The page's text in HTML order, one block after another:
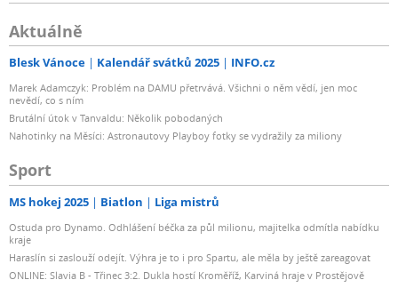
Aktuálně
Blesk Vánoce Kalendář svátků 2025 INFO.cz
Marek Adamczyk: Problém na DAMU přetrvává. Všichni o něm vědí, jen moc
nevědí, co s ním
Brutální útok v Tanvaldu: Několik pobodaných
Nahotinky na Měsíci: Astronautovy Playboy fotky se vydražily za miliony
Sport
MS hokej 2025 Biatlon Liga mistrů
Ostuda pro Dynamo. Odhlášení béčka za půl milionu, majitelka odmítla nabídku
kraje
Haraslín si zaslouží odejít. Výhra je to i pro Spartu, ale měla by ještě zareagovat
ONLINE: Slavia B - Třinec 3:2. Dukla hostí Kroměříž, Karviná hraje v Prostějově